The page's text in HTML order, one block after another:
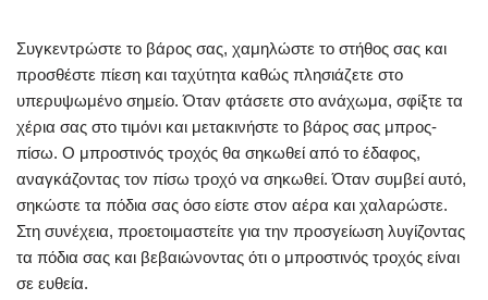
Συγκεντρώστε το βάρος σας, χαμηλώστε το στήθος σας και
προσθέστε πίεση και ταχύτητα καθώς πλησιάζετε στο
υπερυψωμένο σημείο. Όταν φτάσετε στο ανάχωμα, σφίξτε τα
χέρια σας στο τιμόνι και μετακινήστε το βάρος σας μπρος-
πίσω. Ο μπροστινός τροχός θα σηκωθεί από το έδαφος,
αναγκάζοντας τον πίσω τροχό να σηκωθεί. Όταν συμβεί αυτό,
σηκώστε τα πόδια σας όσο είστε στον αέρα και χαλαρώστε.
Στη συνέχεια, προετοιμαστείτε για την προσγείωση λυγίζοντας
τα πόδια σας και βεβαιώνοντας ότι ο μπροστινός τροχός είναι
σε ευθεία.